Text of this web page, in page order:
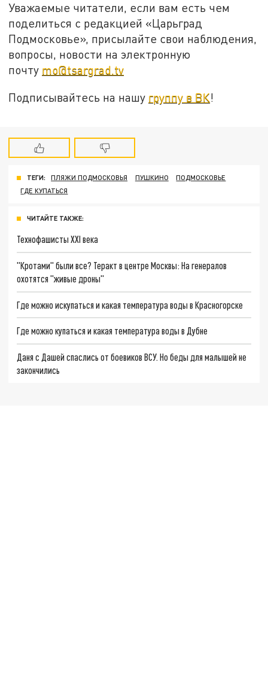
Уважаемые читатели, если вам есть чем
поделиться с редакцией «Царьград
Подмосковье», присылайте свои наблюдения,
вопросы, новости на электронную
почту mo@tsargrad.tv
Подписывайтесь на нашу группу в ВК!
ТЕГИ: ПЛЯЖИ ПОДМОСКОВЬЯ ПУШКИНО
ПОДМОСКОВЬЕ
ГДЕ КУПАТЬСЯ
ЧИТАЙТЕ ТАКЖЕ:
Технофашисты XXI века
"Кротами" были все? Теракт в центре Москвы: На генералов
охотятся "живые дроны"
Где можно искупаться и какая температура воды в Красногорске
Где можно купаться и какая температура воды в Дубне
Даня с Дашей спаслись от боевиков ВСУ. Но беды для малышей не
закончились